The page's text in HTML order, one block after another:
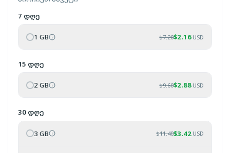
7 დღე
1 GB $7.20$2.16 USD
15 დღე
2 GB $9.60$2.88 USD
30 დღე
3 GB $11.40$3.42 USD